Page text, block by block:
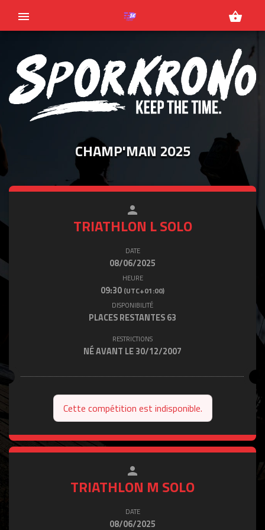
menu shopping_basket
CHAMP'MAN 2025
person
TRIATHLON L SOLO
DATE
08/06/2025
HEURE
09:30 (UTC+01:00)
DISPONIBILITÉ
PLACES RESTANTES63
RESTRICTIONS
NÉ AVANT LE 30/12/2007
Cette compétition est indisponible.
person
TRIATHLON M SOLO
DATE
08/06/2025